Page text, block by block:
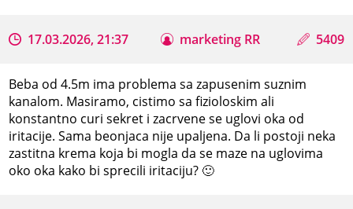
17.03.2026, 21:37 marketing RR 5409
Beba od 4.5m ima problema sa zapusenim suznim
kanalom. Masiramo, cistimo sa fizioloskim ali
konstantno curi sekret i zacrvene se uglovi oka od
iritacije. Sama beonjaca nije upaljena. Da li postoji neka
zastitna krema koja bi mogla da se maze na uglovima
oko oka kako bi sprecili iritaciju? 🙂